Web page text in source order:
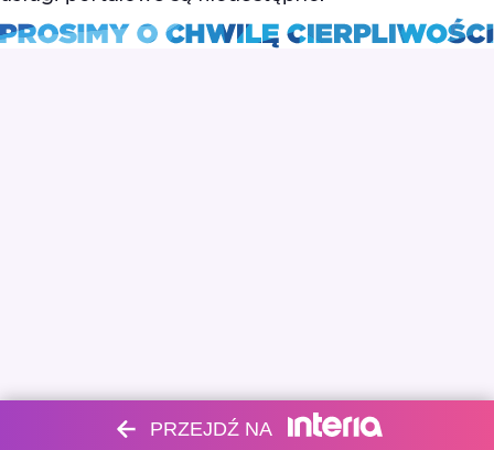
PRZEJDŹ NA